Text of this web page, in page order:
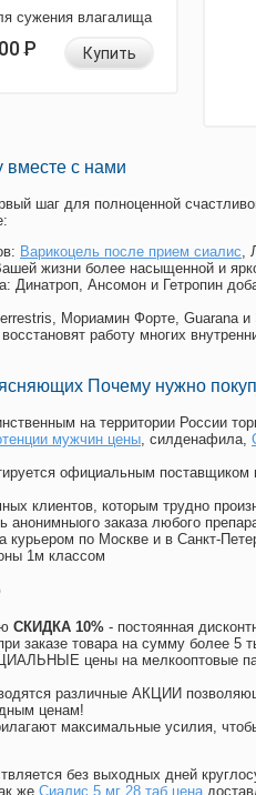
сужения влагалища
Р Купить
вместе с нами
шаг для полноценной
Варикоцель после прием сиалис,
жизни более насыщенной и
: Динатроп, Ансомон и Гетропин
Мориамин Форте, Guarana и
работу многих
Почему нужно
на территории России
мужчин цены, силденафила,
официальным
клиентов, которым трудно
анонимныого заказа любого
курьером по Москве и в Санкт-
1м классом
СКИДКА 10% - постоянная
заказе товара на сумму более 5
цены на мелкооптовые
различные АКЦИИ
ценам!
максимальные усилия,
без выходных дней
же Сиалис 5 мг 28 таб цена